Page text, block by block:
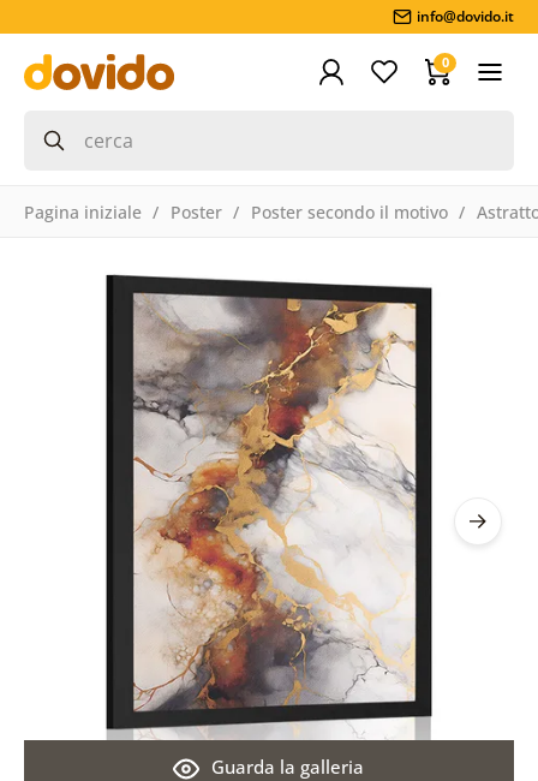
info@dovido.it
0
Pagina iniziale Poster Poster secondo il motivo
Guarda la galleria